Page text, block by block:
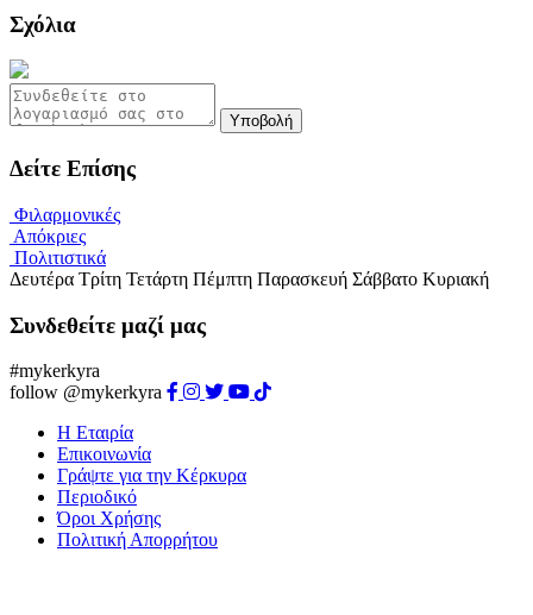
Σχόλια
Υποβολή
Δείτε Επίσης
Φιλαρμονικές
Απόκριες
Πολιτιστικά
Δευτέρα Τρίτη Τετάρτη Πέμπτη Παρασκευή Σάββατο Κυριακή
Συνδεθείτε μαζί μας
#mykerkyra
follow @mykerkyra
Η Εταιρία
Επικοινωνία
Γράψτε για την Κέρκυρα
Περιοδικό
Όροι Χρήσης
Πολιτική Απορρήτου